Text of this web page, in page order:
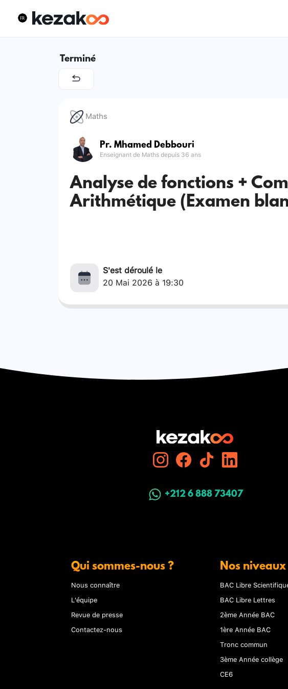
Terminé
Maths
Pr. Mhamed Debbouri
Enseignant de Maths depuis 36 ans
Analyse de fonctions +
Arithmétique (Examen
S'est déroulé le
20 Mai 2026 à 19:30
+212 6 888 73407
Qui sommes-nous ?
Nous connaître
L'équipe
Revue de presse
Contactez-nous
Nos niveaux
BAC Libre
BAC Libre Lettres
2ème Année BAC
1ère Année BAC
Tronc commun
3ème Année collège
CE6